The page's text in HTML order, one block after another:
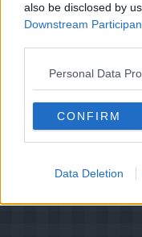
also be disclosed by
Downstream
Personal Data
CONFIRM
Data Deletion
Bedøm retten